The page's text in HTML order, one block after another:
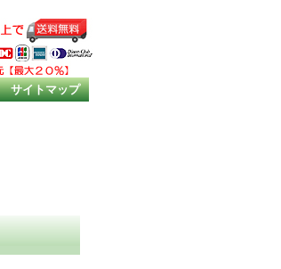
サイトマップ